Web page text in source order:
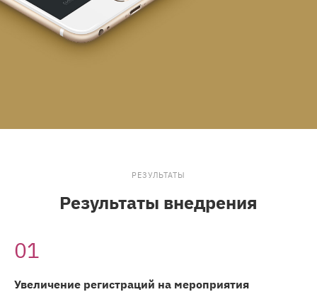
РЕЗУЛЬТАТЫ
Результаты внедрения
01
Увеличение регистраций на мероприятия